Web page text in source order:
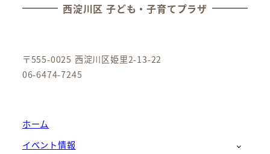
西淀川区 子ども・子育てプラザ
〒555-0025 西淀川区姫里2-13-22
06-6474-7245
ホーム
イベント情報